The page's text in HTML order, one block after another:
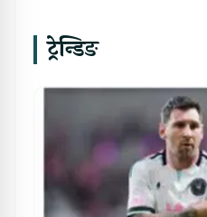
ट्रेन्डिङ